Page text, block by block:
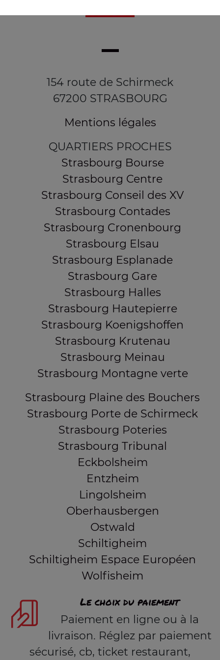
154 route de Schirmeck
67200 STRASBOURG
Mentions légales
QUARTIERS PROCHES
Strasbourg Bourse
Strasbourg Centre
Strasbourg Conseil des XV
Strasbourg Contades
Strasbourg Cronenbourg
Strasbourg Elsau
Strasbourg Esplanade
Strasbourg Gare
Strasbourg Halles
Strasbourg Hautepierre
Strasbourg Koenigshoffen
Strasbourg Krutenau
Strasbourg Meinau
Strasbourg Montagne verte
Strasbourg Plaine des Bouchers
Strasbourg Porte de Schirmeck
Strasbourg Poteries
Strasbourg Tribunal
Eckbolsheim
Entzheim
Lingolsheim
Oberhausbergen
Ostwald
Schiltigheim
Schiltigheim Espace Européen
Wolfisheim
Le choix du paiement
Paiement en ligne ou à la
livraison. Réglez par paiement
sécurisé, cb, ticket restaurant,